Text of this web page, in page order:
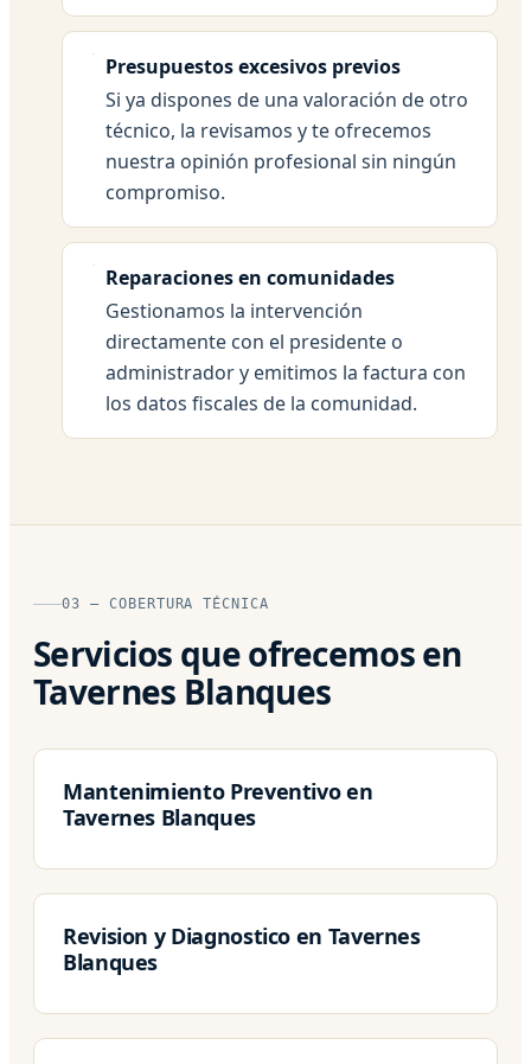
Presupuestos excesivos previos
Si ya dispones de una valoración de otro
técnico, la revisamos y te ofrecemos
nuestra opinión profesional sin ningún
compromiso.
Reparaciones en comunidades
Gestionamos la intervención
directamente con el presidente o
administrador y emitimos la factura con
los datos fiscales de la comunidad.
03 — COBERTURA TÉCNICA
Servicios que ofrecemos en
Tavernes Blanques
Mantenimiento Preventivo en
Tavernes Blanques
Revision y Diagnostico en Tavernes
Blanques